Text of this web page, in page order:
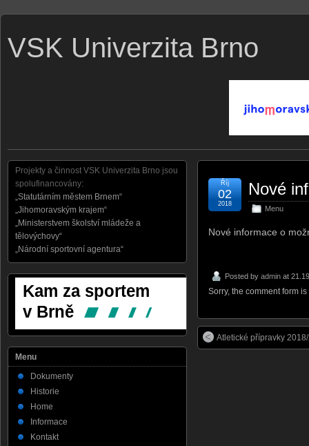
VSK Univerzita Brno
Nové
Menu
Říj
02
2018
Nové informace o
Posted by admin at 21.19
Sorry, the comment form
Atletické přípravky
Projekty a činnost VSK Univerzita Brno jsou
spolufinancovány:
„Statutárním městem Brnem“
„Jihomoravským krajem“
„Ministerstvem školství mládeže a
tělovýchovy“
„Národní sportovní agentura“
Menu
Dokumenty
Historie
Home
Informace
Kontakt